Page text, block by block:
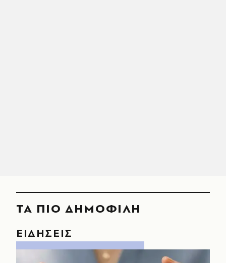
ΤΑ ΠΙΟ ΔΗΜΟΦΙΛΗ
ΕΙΔΗΣΕΙΣ